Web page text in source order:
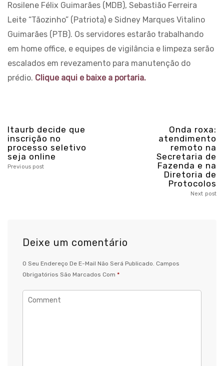
Rosilene Félix Guimarães (MDB), Sebastião Ferreira
Leite “Tãozinho” (Patriota) e Sidney Marques Vitalino
Guimarães (PTB). Os servidores estarão trabalhando
em home office, e equipes de vigilância e limpeza serão
escalados em revezamento para manutenção do
prédio. Clique aqui e baixe a portaria.
Itaurb decide que
inscrição no
processo seletivo
seja online
Previous post
Onda roxa:
atendimento
remoto na
Secretaria de
Fazenda e na
Diretoria de
Protocolos
Next post
Deixe um comentário
O Seu Endereço De E-Mail Não Será Publicado. Campos
Obrigatórios São Marcados Com *